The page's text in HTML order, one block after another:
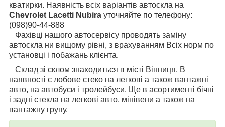
кватирки. Наявність всіх варіантів автоскла на
Chevrolet Lacetti Nubira уточняйте по телефону:
(098)90-44-888
Фахівці нашого автосервісу проводять заміну
автоскла ни вищому рівні, з врахуванням Всіх норм по
установці і побажань клієнта.
Склад зі склом знаходиться в місті Вінниця. В
наявності є лобове стеко на легкові а також вантажні
авто, на автобуси і тролейбуси. Ще в асортименті бічні
і задні стекла на легкові авто, мінівени а також на
вантажну групу.